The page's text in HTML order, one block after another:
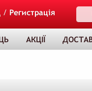
/ Регистрація
АКЦІЇ